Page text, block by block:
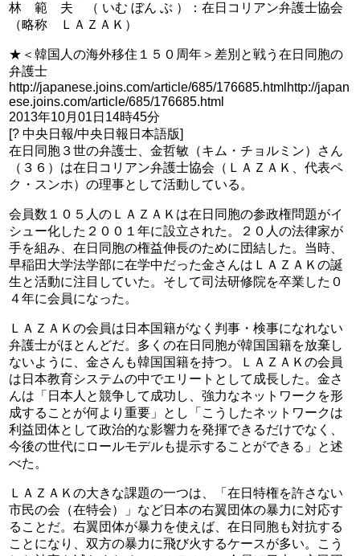
林 範 夫 （ いむ ぼん ぶ ）：在日コリアン弁護士協会
（略称 ＬＡＺＡＫ）
★＜韓国人の海外移住１５０周年＞差別と戦う在日同胞の
弁護士
http://japanese.joins.com/article/685/176685.htmlhttp://japan
ese.joins.com/article/685/176685.html
2013年10月01日14時45分
[? 中央日報/中央日報日本語版]
在日同胞３世の弁護士、金哲敏（キム・チョルミン）さん
（３６）は在日コリアン弁護士協会（ＬＡＺＡＫ、代表ペ
ク・スンホ）の理事として活動している。
会員数１０５人のＬＡＺＡＫは在日同胞の参政権問題がイ
シュー化した２００１年に設立された。２０人の法律家が
手を組み、在日同胞の権益伸長のために団結した。当時、
早稲田大学法学部に在学中だった金さんはＬＡＺＡＫの誕
生と活動に注目していた。そして司法研修院を卒業した０
４年に会員になった。
ＬＡＺＡＫの会員は日本国籍がなく判事・検事になれない
弁護士がほとんどだ。多くの在日同胞が韓国国籍を放棄し
ないように、金さんも韓国国籍を持つ。ＬＡＺＡＫの会員
は日本教育システムの中でエリートとして成長した。金さ
んは「日本人と競争して成功し、強力なネットワークを形
成することが何より重要」とし「こうしたネットワークは
利益団体として政治的な影響力を発揮できるだけでなく、
今後の世代にロールモデルも提示することができる」と述
べた。
ＬＡＺＡＫの大きな課題の一つは、「在日特権を許さない
市民の会（在特会）」など日本の右翼団体の暴力に対応す
ることだ。右翼団体が暴力を使えば、在日同胞も対抗する
ことになり、双方の暴力に飛び火するケースが多い。こう